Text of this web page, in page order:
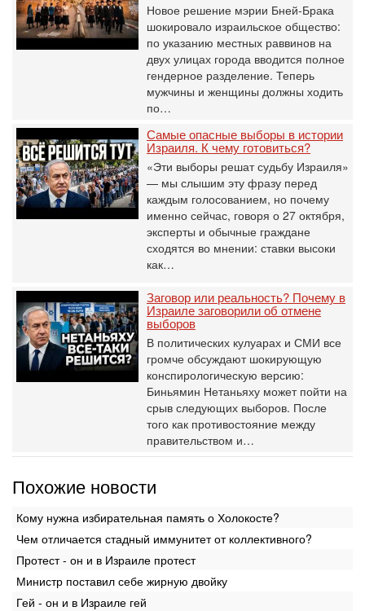
Новое решение мэрии Бней-Брака
шокировало израильское общество:
по указанию местных раввинов на
двух улицах города вводится полное
гендерное разделение. Теперь
мужчины и женщины должны ходить
по…
Самые опасные выборы в истории
Израиля. К чему готовиться?
«Эти выборы решат судьбу Израиля»
— мы слышим эту фразу перед
каждым голосованием, но почему
именно сейчас, говоря о 27 октября,
эксперты и обычные граждане
сходятся во мнении: ставки высоки
как…
Заговор или реальность? Почему в
Израиле заговорили об отмене
выборов
В политических кулуарах и СМИ все
громче обсуждают шокирующую
конспирологическую версию:
Биньямин Нетаньяху может пойти на
срыв следующих выборов. После
того как противостояние между
правительством и…
Похожие новости
Кому нужна избирательная память о Холокосте?
Чем отличается стадный иммунитет от коллективного?
Протест - он и в Израиле протест
Министр поставил себе жирную двойку
Гей - он и в Израиле гей